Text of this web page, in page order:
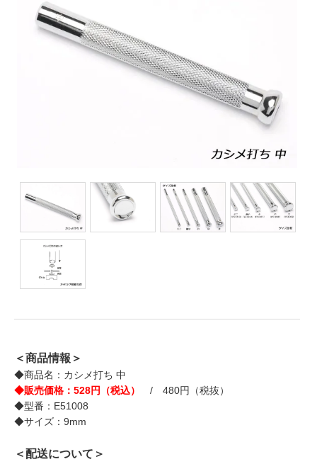
＜商品情報＞
◆商品名：カシメ打ち 中
◆販売価格：528円（税込）
/ 480円（税抜）
◆型番：E51008
◆サイズ：9mm
＜配送について＞